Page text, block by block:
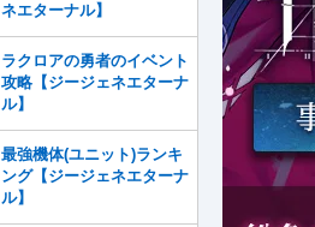
ネエターナル】
ラクロアの勇者のイベント
攻略【ジージェネエターナ
ル】
最強機体(ユニット)ランキ
ング【ジージェネエターナ
ル】